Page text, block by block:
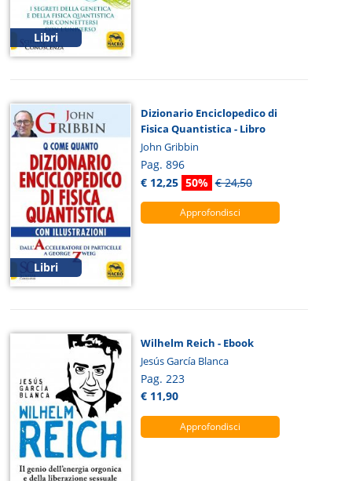
Libri
Libri
Dizionario Enciclopedico di
Fisica Quantistica - Libro
John Gribbin
Pag. 896
€ 12,25 50% € 24,50
Approfondisci
Wilhelm Reich - Ebook
Jesús García Blanca
Pag. 223
€ 11,90
Approfondisci